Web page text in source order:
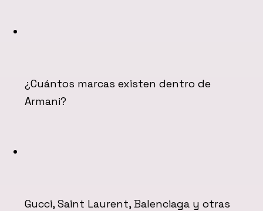
¿Cuántos marcas existen dentro de
Armani?
Gucci, Saint Laurent, Balenciaga y otras